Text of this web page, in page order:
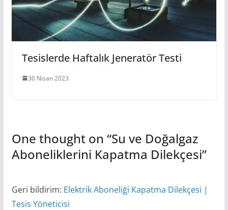
Tesislerde Haftalık Jeneratör Testi
30 Nisan 2023
One thought on “Su ve Doğalgaz
Aboneliklerini Kapatma Dilekçesi”
Geri bildirim: Elektrik Aboneliği Kapatma Dilekçesi |
Tesis Yöneticisi